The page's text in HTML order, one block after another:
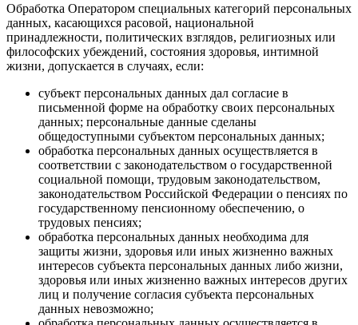
Обработка Оператором специальных категорий персональных
данных, касающихся расовой, национальной
принадлежности, политических взглядов, религиозных или
философских убеждений, состояния здоровья, интимной
жизни, допускается в случаях, если:
субъект персональных данных дал согласие в
письменной форме на обработку своих персональных
данных; персональные данные сделаны
общедоступными субъектом персональных данных;
обработка персональных данных осуществляется в
соответствии с законодательством о государственной
социальной помощи, трудовым законодательством,
законодательством Российской Федерации о пенсиях по
государственному пенсионному обеспечению, о
трудовых пенсиях;
обработка персональных данных необходима для
защиты жизни, здоровья или иных жизненно важных
интересов субъекта персональных данных либо жизни,
здоровья или иных жизненно важных интересов других
лиц и получение согласия субъекта персональных
данных невозможно;